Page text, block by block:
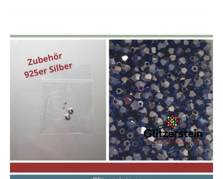
Dieses
Produkt
weist
mehrere
Varianten
auf.
Die
Optionen
können
auf
der
Preisspanne:
15,00 €
bis
16,00 €